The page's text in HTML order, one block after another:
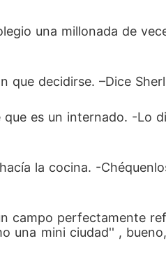
una millonada de
que decidirse. –Dice
es un internado. -Lo
la cocina. -
campo perfectamente
una mini ciudad'' ,